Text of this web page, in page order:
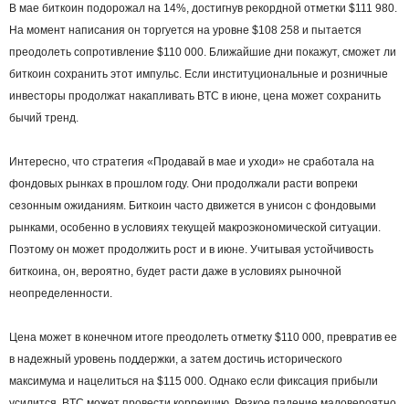
В мае биткоин подорожал на 14%, достигнув рекордной отметки $111 980.
На момент написания он торгуется на уровне $108 258 и пытается
преодолеть сопротивление $110 000. Ближайшие дни покажут, сможет ли
биткоин сохранить этот импульс. Если институциональные и розничные
инвесторы продолжат накапливать BTC в июне, цена может сохранить
бычий тренд.
Интересно, что стратегия «Продавай в мае и уходи» не сработала на
фондовых рынках в прошлом году. Они продолжали расти вопреки
сезонным ожиданиям. Биткоин часто движется в унисон с фондовыми
рынками, особенно в условиях текущей макроэкономической ситуации.
Поэтому он может продолжить рост и в июне. Учитывая устойчивость
биткоина, он, вероятно, будет расти даже в условиях рыночной
неопределенности.
Цена может в конечном итоге преодолеть отметку $110 000, превратив ее
в надежный уровень поддержки, а затем достичь исторического
максимума и нацелиться на $115 000. Однако если фиксация прибыли